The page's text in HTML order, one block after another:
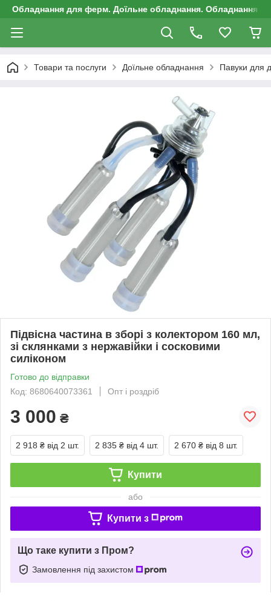
Обладнання для ферм. Доїльне обладнання. Обладнання
Товари та послуги Доїльне обладнання Павуки для
Підвісна частина в зборі з колектором 160 мл,
зі склянками з нержавійки і сосковими
силіконом
Готово до відправки
Код: 8680640073361
Опт і роздріб
3 000 ₴
2 918 ₴ від 2 шт. 2 835 ₴ від 4 шт. 2 670 ₴ від 8 шт.
Купити
або
Купити з
Що таке купити з Пром?
Замовлення під захистом